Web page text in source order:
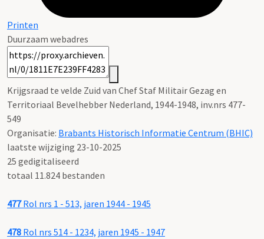
Printen
Duurzaam webadres
Krijgsraad te velde Zuid van Chef Staf Militair Gezag en
Territoriaal Bevelhebber Nederland, 1944-1948, inv.nrs 477-
549
Organisatie: Brabants Historisch Informatie Centrum (BHIC)
laatste wijziging 23-10-2025
25 gedigitaliseerd
totaal 11.824 bestanden
477Rol nrs 1 - 513, jaren 1944 - 1945
478 Rol nrs 514 - 1234, jaren 1945 - 1947